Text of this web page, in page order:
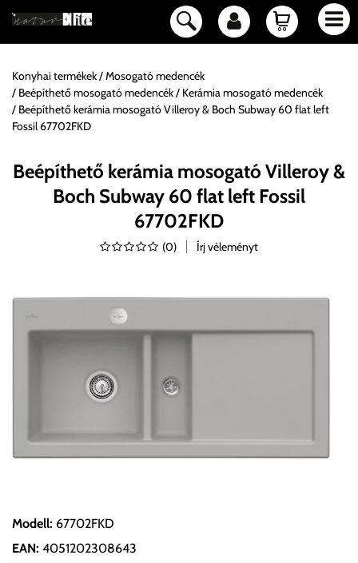
Konyhai termékek
Mosogató medencék
Beépíthető mosogató medencék
Kerámia mosogató medencék
Beépíthető kerámia mosogató Villeroy & Boch Subway 60 flat left
Fossil 67702FKD
Beépíthető kerámia mosogató Villeroy &
Boch Subway 60 flat left Fossil
67702FKD
(0) Írj véleményt
Modell: 67702FKD
EAN: 4051202308643